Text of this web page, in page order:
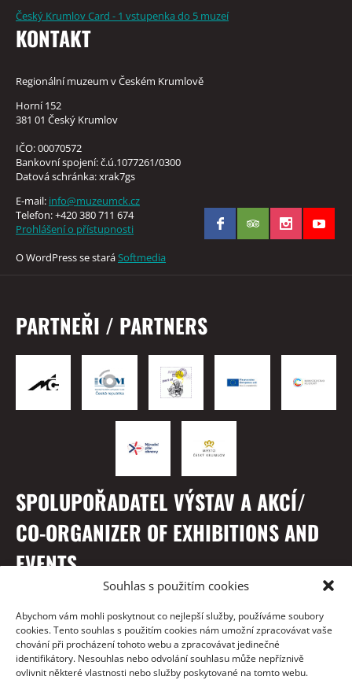
Souhlas s použitím cookies
Abychom vám mohli poskytnout co nejlepší služby, používáme soubory
cookies. Tento souhlas s použitím cookies nám umožní zpracovávat vaše
chování při procházení tohoto webu a zpracovávat jedinečné
identifikátory. Nesouhlas nebo odvolání souhlasu může nepříznivě
ovlivnit některé vlastnosti nebo služby poskytované na tomto webu.
Český Krumlov Card - 1 vstupenka do 5 muzeí
KONTAKT
Regionální muzeum v Českém Krumlově
Horní 152
381 01 Český Krumlov
IČO: 00070572
Bankovní spojení: č.ú.1077261/0300
Datová schránka: xrak7gs
E-mail: info@muzeumck.cz
Telefon: +420 380 711 674
Prohlášení o přístupnosti
O WordPress se staráSoftmedia
PARTNEŘI / PARTNERS
SPOLUPOŘADATEL VÝSTAV A AKCÍ/
CO-ORGANIZER OF EXHIBITIONS AND
EVENTS